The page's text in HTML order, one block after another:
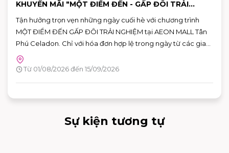
KHUYẾN MÃI "MỘT ĐIỂM ĐẾN - GẤP ĐÔI TRẢI
Tận hưởng trọn vẹn những ngày cuối hè với chương trình
MỘT ĐIỂM ĐẾN GẤP ĐÔI TRẢI NGHIỆM tại AEON MALL Tân
Phú Celadon. Chỉ với hóa đơn hợp lệ trong ngày từ các gian
hàng tham gia, khách hàng có thể nhận ưu đãi chéo giữa
khu ẩm thực Vườn Ngon và các gian hàng giải trí, giúp hành
Từ 01/08/2026 đến 15/09/2026
Sự kiện tương tự